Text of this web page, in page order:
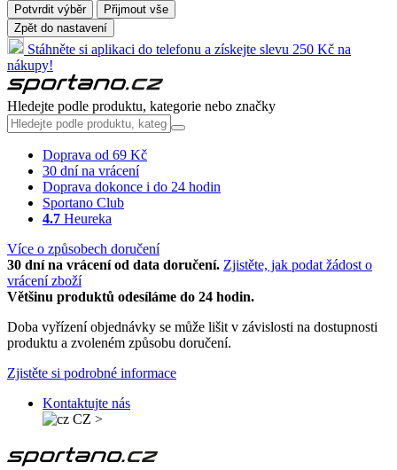
Potvrdit výběr
Přijmout vše
Zpět do nastavení
Stáhněte si aplikaci do telefonu a získejte slevu 250 Kč na
nákupy!
Hledejte podle produktu, kategorie nebo značky
Doprava od 69 Kč
30 dní na vrácení
Doprava dokonce i do 24 hodin
Sportano Club
4.7 Heureka
Více o způsobech doručení
30 dní na vrácení od data doručení. Zjistěte, jak podat žádost o
vrácení zboží
Většinu produktů odesíláme do 24 hodin.
Doba vyřízení objednávky se může lišit v závislosti na dostupnosti
produktu a zvoleném způsobu doručení.
Zjistěte si podrobné informace
Kontaktujte nás
CZ >